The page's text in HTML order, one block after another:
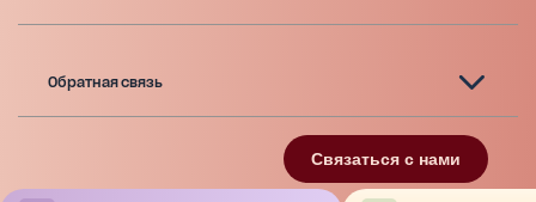
Обратная связь
Связаться с нами